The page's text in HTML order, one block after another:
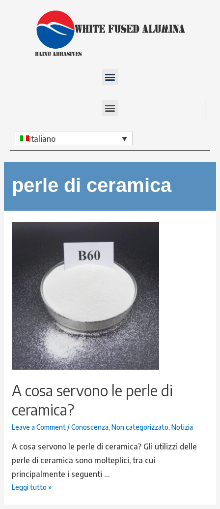
Italiano
perle di ceramica
A cosa servono le perle di
ceramica?
Leave a Comment /Conoscenza, Non categorizzato, Notizia
A cosa servono le perle di ceramica? Gli utilizzi delle
perle di ceramica sono molteplici, tra cui
principalmente i seguenti …
Leggi tutto »